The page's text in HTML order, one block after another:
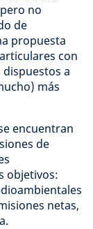
no
de
propuesta
con
a
más
encuentran
de
objetivos:
netas,